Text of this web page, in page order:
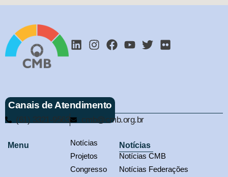
Canais de Atendimento
(61) 3321-9563 cmb@cmb.org.br
Menu
Notícias
Projetos
Congresso
Notícias
Notícias CMB
Notícias Federações